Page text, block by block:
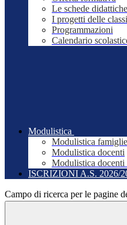
Le schede didattiche
I progetti delle classi
Programmazioni
Calendario
Modulistica
Modulistica
Modulistica docenti
Modulistica
ISCRIZIONI A.S. 2026/
Campo di ricerca per le pagine